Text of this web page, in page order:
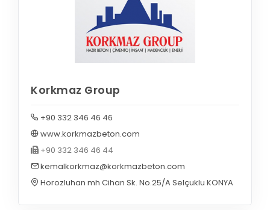
Korkmaz Group
+90 332 346 46 46
www.korkmazbeton.com
+90 332 346 46 44
kemalkorkmaz@korkmazbeton.com
Horozluhan mh Cihan Sk. No.25/A Selçuklu KONYA